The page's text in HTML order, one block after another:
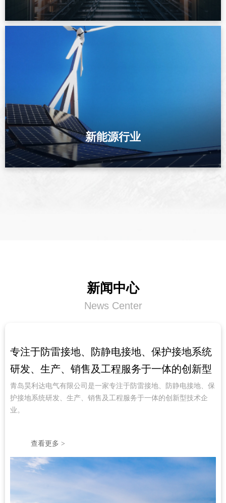
通信行业防雷接地解决方案
通信行业是国家信息化的核心枢纽，涵盖宏基站、数据中心、IDC
机房、通信铁塔、传输线路等关键场景。在信号高度密集、设备精
密化的当下，......
了解更多
新能源行业
了解更多
新闻中心
News Center
专注于防雷接地、防静电接地、保护接地系统
研发、生产、销售及工程服务于一体的创新型
技术企业
青岛昊利达电气有限公司是一家专注于防雷接地、防静电接地、保
护接地系统研发、生产、销售及工程服务于一体的创新型技术企
业。
查看更多 >